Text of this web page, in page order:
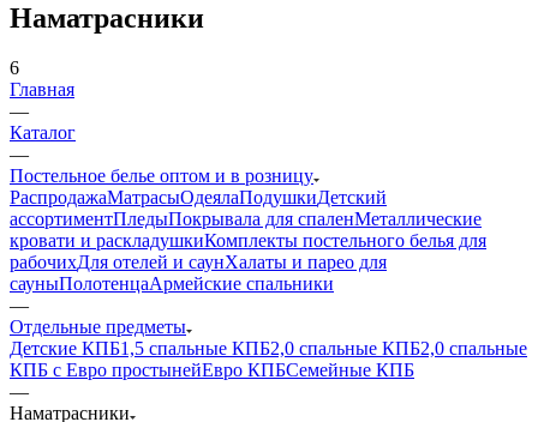
Наматрасники
6
Главная
—
Каталог
—
Постельное белье оптом и в розницу
РаспродажаМатрасыОдеялаПодушкиДетский
ассортиментПледыПокрывала для спаленМеталлические
кровати и раскладушкиКомплекты постельного белья для
рабочихДля отелей и саунХалаты и парео для
сауныПолотенцаАрмейские спальники
—
Отдельные предметы
Детские КПБ1,5 спальные КПБ2,0 спальные КПБ2,0 спальные
КПБ с Евро простынейЕвро КПБСемейные КПБ
—
Наматрасники